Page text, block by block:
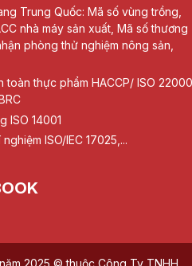
Trung Quốc: Mã số vùng trồng,
nhà máy sản xuất, Mã số thương
phòng thử nghiệm nông sản,
toàn thực phẩm HACCP/ ISO
ISO 14001
ISO/IEC 17025,...